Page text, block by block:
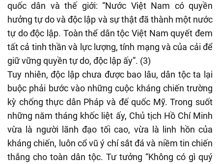
quốc dân và thế giới: “Nước Việt Nam có quyền
hưởng tự do và độc lập và sự thật đã thành một nước
tự do độc lập. Toàn thể dân tộc Việt Nam quyết đem
tất cả tinh thần và lực lượng, tính mạng và của cải để
giữ vững quyền tự do, độc lập ấy”. (3)
Tuy nhiên, độc lập chưa được bao lâu, dân tộc ta lại
buộc phải bước vào những cuộc kháng chiến trường
kỳ chống thực dân Pháp và đế quốc Mỹ. Trong suốt
những năm tháng khốc liệt ấy, Chủ tịch Hồ Chí Minh
vừa là người lãnh đạo tối cao, vừa là linh hồn của
kháng chiến, luôn cổ vũ ý chí sắt đá và niềm tin chiến
thắng cho toàn dân tộc. Tư tưởng “Không có gì quý